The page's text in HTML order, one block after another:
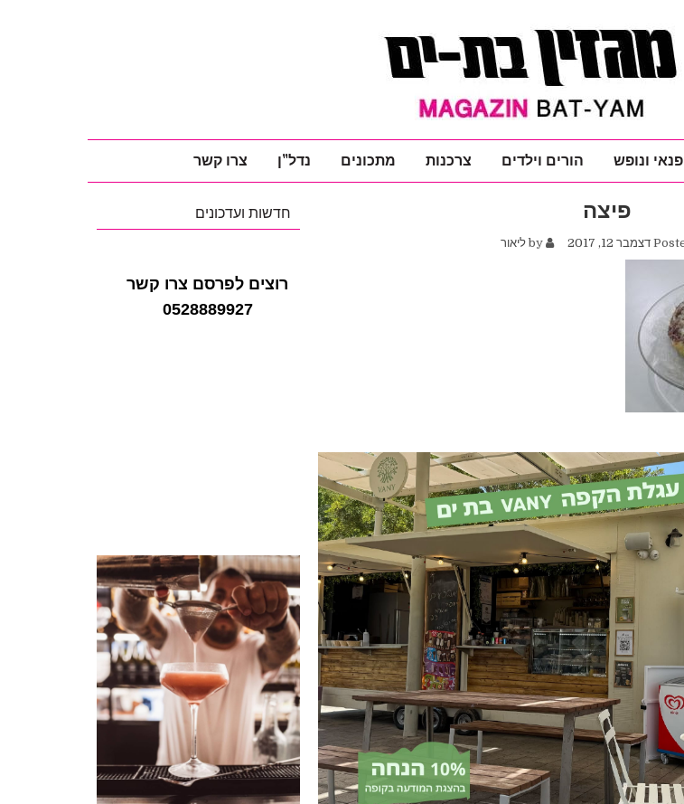
פנאי ונופש הורים וילדים צרכנות מתכונים נדל"ן צרו קשר
פיצה
דצמבר 12, 2017 ליאור
חדשות ועדכונים
רוצים לפרסם צרו קשר
0528889927